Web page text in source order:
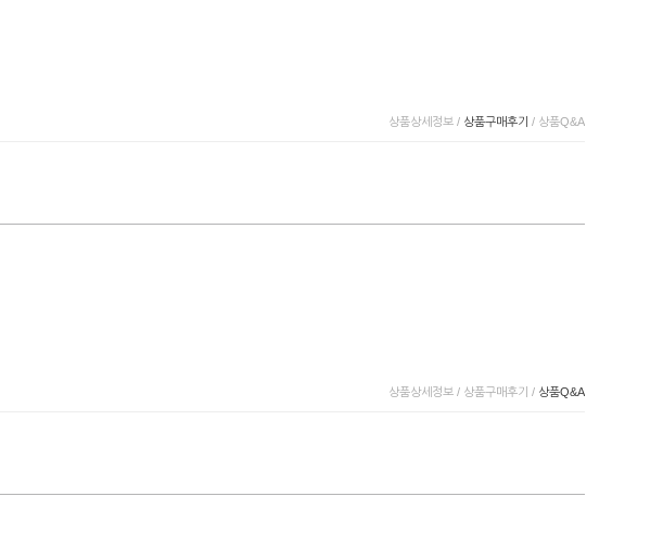
상품상세정보 / 상품구매후기 / 상품Q&A
상품상세정보 / 상품구매후기 / 상품Q&A